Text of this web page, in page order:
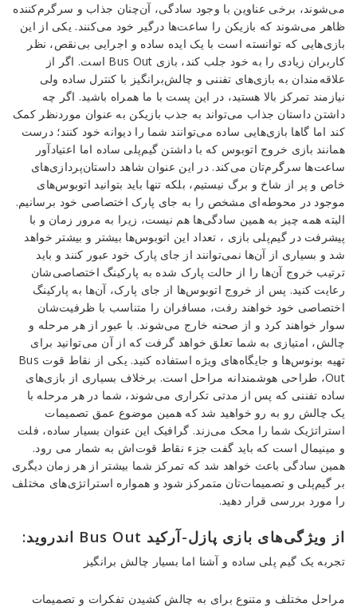
اتوبوس”
اندروید
+مود
Reviewed
by
Ins2012
on
Feb
Rating:
می‌شوند، برخی عناوین با وجود سادگی، آن‌چنان جذاب و سرگرم‌کننده
ظاهر می‌شوند که بازیکن را ساعت‌ها درگیر خود می‌کنند. یکی از این
بازی‌هایی که توانسته است با یک ایده ساده و اجرایی بی‌نقص، نظر
کاربران زیادی را به خود جلب کند، بازی Bus Out است. اگر از
علاقه‌مندان به بازی‌های تفننی و چالش‌برانگیز با کنترل ساده ولی
نیازمند تمرکز بالا هستید، در این پست با ما همراه باشید. اگر چه
داشتن داستان جذاب می‌تواند به جذب بازیکن به عنوان موردنظر کمک
کند اما گاها بازی‌هایی ساده می‌توانند شما را دیوانه خود کنند؛ درست
همانند بازی خروج اتوبوس که با داشتن گیم‌پلی ساده اما اعتیادآور
ساعت‌ها سرگرم‌تان می‌کند. در این عنوان شاهد داستان‌پردازی‌های
خاص و پر از شاخ و برگ نیستیم، بلکه تنها باید بتوانید اتوبوس‌های
موجود در محوطه‌ای مشخص را به جای پارک اختصاصی خود برسانیم.
البته همه چیز به همین سادگی‌ها هم نیست، زیرا به مرور زمان و با
پیشرفت در گیم‌پلی بازی ، تعداد این اتوبوس‌ها بیشتر و بیشتر خواهد
شد و بسیاری از آن‌ها نمی‌توانند از جای پارک خود عبور کنند و باید
ترتیب خروج آن‌ها را از حالت پارک شده به پارکینگ اختصاصی‌شان
رعایت کنید. پس از خروج اتوبوس‌ها از جای پارک، آن‌ها به پارکینگ
اختصاصی خود خواهند رفت، مسافران را متناسب با ظرفیت‌شان
سوار خواهند کرد و از صحنه خارج می‌شوند. با عبور از هر مرحله و
چالش، امتیازی به شما تعلق خواهد گرفت که از آن می‌توانید برای
تهیه بونوس‌ها و جایگاه‌های ویژه استفاده کنید. یکی از نقاط قوت Bus
Out، طراحی هوشمندانه مراحل است. برخلاف بسیاری از بازی‌های
ساده تفننی که پس از مدتی تکراری می‌شوند، شما در هر مرحله با
یک چالش رو به رو خواهید شد که همین موضوع عمق تصمیمات
استراتژیک شما را محک می‌زند. گرافیک این عنوان بسیار ساده، فلت
و مینیمال است که باید گفت جزء نقاط قوت‌اش به شمار می رود.
همین سادگی باعث خواهد شد که تمرکز شما بیشتر از هر زمان دیگری
بر گیم‌پلی و تصمیمات‌تان متمرکز شود و همواره استراتژی‌های مختلف
را مورد بررسی قرار دهید.
از ویژگی‌های بازی پازل-آرکید Bus Out اندروید:
تجربه یک گیم پلی ساده و آشنا اما بسیار چالش برانگیز
مراحل مختلف و متنوع برای به چالش کشیدن تفکرات و تصمیمات